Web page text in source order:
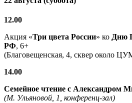
12.00
Акция «Три цвета России» ко Дню
РФ, 6+
(Благовещенская, 4, сквер около
14.00
Семейное чтение с Александром
(М. Ульяновой, 1, конференц-зал)